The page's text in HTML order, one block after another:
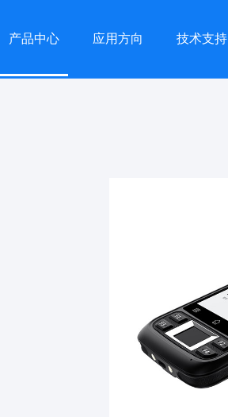
产品中心 应用方向 技术支持